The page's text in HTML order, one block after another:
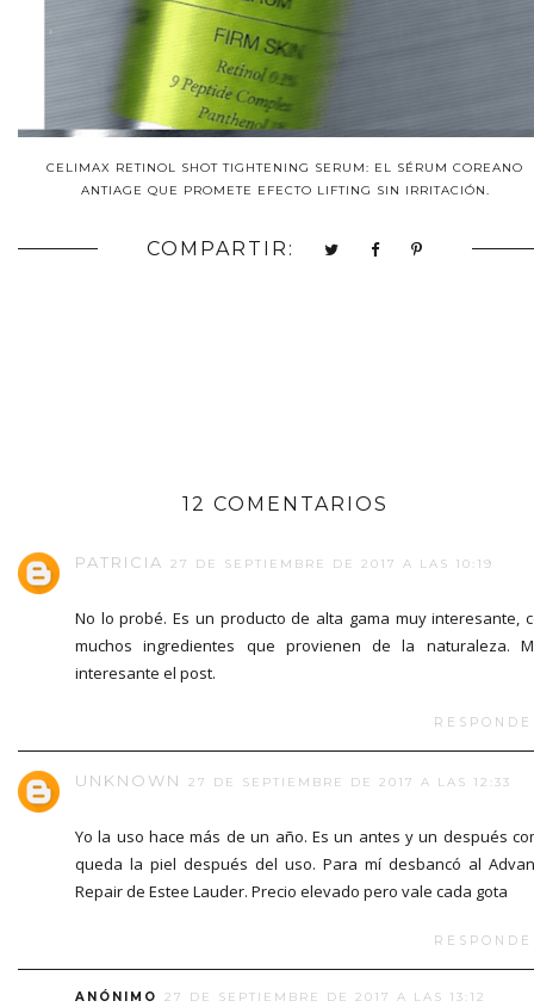
CELIMAX RETINOL SHOT TIGHTENING SERUM: EL SÉRUM COREANO
ANTIAGE QUE PROMETE EFECTO LIFTING SIN IRRITACIÓN.
COMPARTIR:
12 COMENTARIOS
PATRICIA 27 DE SEPTIEMBRE DE 2017 A LAS 10:19
No lo probé. Es un producto de alta gama muy interesante,
muchos ingredientes que provienen de la naturaleza.
interesante el post.
UNKNOWN 27 DE SEPTIEMBRE DE 2017 A LAS 12:33
Yo la uso hace más de un año. Es un antes y un después
queda la piel después del uso. Para mí desbancó al
Repair de Estee Lauder. Precio elevado pero vale cada gota
ANÓNIMO 27 DE SEPTIEMBRE DE 2017 A LAS 13:12